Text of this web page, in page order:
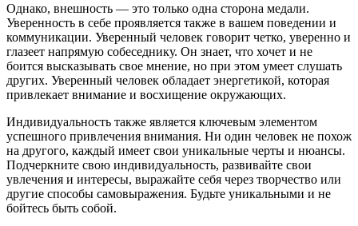
Однако, внешность — это только одна сторона медали.
Уверенность в себе проявляется также в вашем поведении и
коммуникации. Уверенный человек говорит четко, уверенно и
глазеет напрямую собеседнику. Он знает, что хочет и не
боится высказывать свое мнение, но при этом умеет слушать
других. Уверенный человек обладает энергетикой, которая
привлекает внимание и восхищение окружающих.
Индивидуальность также является ключевым элементом
успешного привлечения внимания. Ни один человек не похож
на другого, каждый имеет свои уникальные черты и нюансы.
Подчеркните свою индивидуальность, развивайте свои
увлечения и интересы, выражайте себя через творчество или
другие способы самовыражения. Будьте уникальными и не
бойтесь быть собой.